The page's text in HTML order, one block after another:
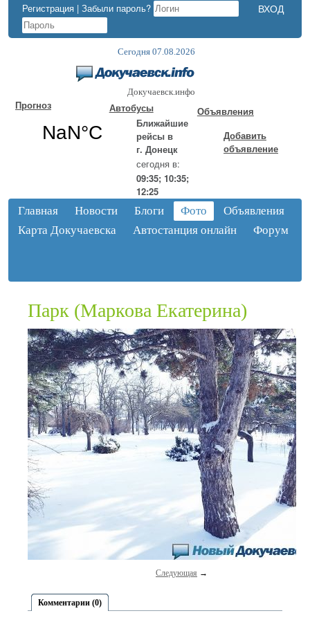
Регистрация | Забыли пароль?
Сегодня 07.08.2026
Докучаевск.инфо
Прогноз
Автобусы
Ближайшие
рейсы в
г. Донецк
сегодня в:
09:35; 10:35;
12:25
Объявления
Добавить
объявление
Главная Новости Блоги Фото
Объявления
Карта Докучаевска
Автостанция онлайн Форум
Парк (Маркова Екатерина)
Следующая →
Комментарии (0)